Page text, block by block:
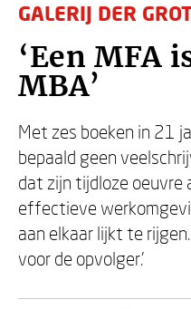
GALERIJ DER
‘Een MFA
MBA’
Met zes boeken in 21
bepaald geen
dat zijn tijdloze oeuvre
effectieve
aan elkaar lijkt te
voor de opvolger.’